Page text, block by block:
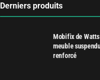
Derniers produits
Mobifix de
meuble
renforcé